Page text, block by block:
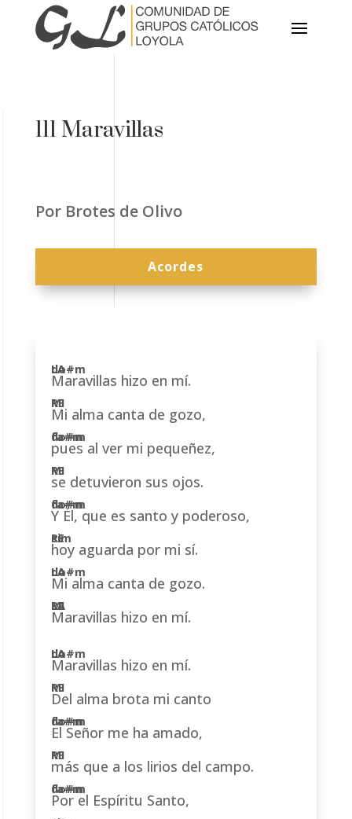
111 Maravillas
Por Brotes de Olivo
Acordes
Maravillas hizo en mí.
Mi alma canta de gozo,
pues al ver mi pequeñez,
se detuvieron sus ojos.
Y Él, que es santo y poderoso,
hoy aguarda por mi sí.
Mi alma canta de gozo.
Maravillas hizo en mí.
Maravillas hizo en mí.
Del alma brota mi canto
El Señor me ha amado,
más que a los lirios del campo.
Por el Espíritu Santo,